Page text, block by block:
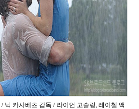
/ 닉 카사베츠 감독 / 라이언 고슬링, 레이첼 맥